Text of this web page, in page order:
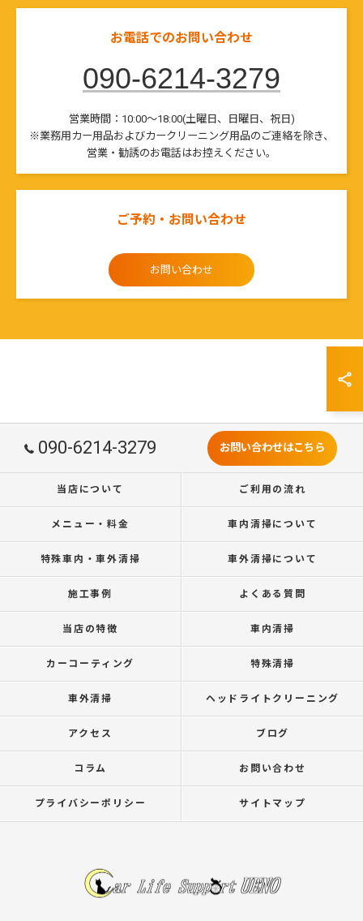
お電話でのお問い合わせ
090-6214-3279
営業時間：10:00～18:00(土曜日、日曜日、祝日)
※業務用カー用品およびカークリーニング用品のご連絡を除き、
営業・勧誘のお電話はお控えください。
ご予約・お問い合わせ
お問い合わせ
090-6214-3279 お問い合わせはこちら
当店について ご利用の流れ
メニュー・料金 車内清掃について
特殊車内・車外清掃 車外清掃について
施工事例 よくある質問
当店の特徴 車内清掃
カーコーティング 特殊清掃
車外清掃 ヘッドライトクリーニング
アクセス ブログ
コラム お問い合わせ
プライバシーポリシー サイトマップ